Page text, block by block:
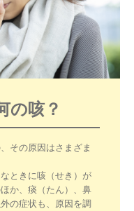
の咳？
その原因はさまざま
ときに咳（せき）が
か、痰（たん）、鼻
の症状も、原因を調